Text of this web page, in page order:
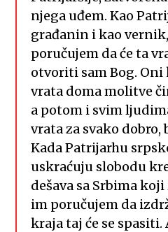
njega uđem. Kao
građanin i kao
poručujem da će ta
otvoriti sam Bog.
vrata doma molitve
a potom i svim
vrata za svako dobro,
Kada Patrijarhu
uskraćuju slobodu
dešava sa Srbima
im poručujem da
kraja taj će se